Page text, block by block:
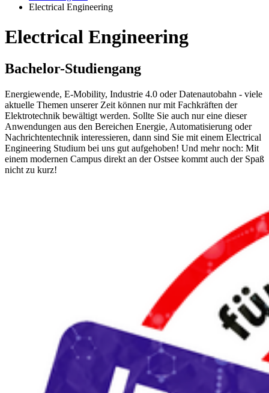
Electrical Engineering
Electri­cal En­gi­nee­ring
Ba­che­lor-Stu­di­en­gang
Energiewende, E-Mobility, Industrie 4.0 oder Datenautobahn - viele
aktuelle Themen unserer Zeit können nur mit Fachkräften der
Elektrotechnik bewältigt werden. Sollte Sie auch nur eine dieser
Anwendungen aus den Bereichen Energie, Automatisierung oder
Nachrichtentechnik interessieren, dann sind Sie mit einem Electrical
Engineering Studium bei uns gut aufgehoben! Und mehr noch: Mit
einem modernen Campus direkt an der Ostsee kommt auch der Spaß
nicht zu kurz!